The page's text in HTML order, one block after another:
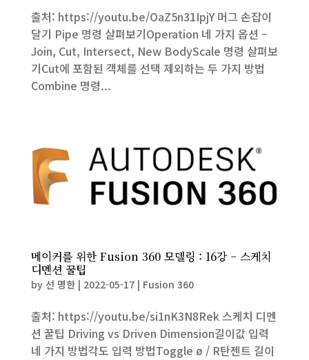
출처: https://youtu.be/OaZ5n31IpjY 머그 손잡이
달기 Pipe 명령 살펴보기Operation 네 가지 옵션 –
Join, Cut, Intersect, New BodyScale 명령 살펴보
기Cut에 포함된 객체를 선택 제외하는 두 가지 방법
Combine 명령...
메이커를 위한 Fusion 360 모델링 : 16강 – 스케치
디멘션 꿀팁
by 선 명한| 2022-05-17| Fusion 360
출처: https://youtu.be/si1nK3N8Rek 스케치 디멘
션 꿀팁 Driving vs Driven Dimension길이값 입력
네 가지 방법각도 입력 방법Toggle ø / R탄젠트 길이